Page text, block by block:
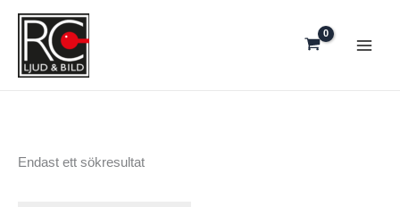
innehåll
Endast ett sökresultat